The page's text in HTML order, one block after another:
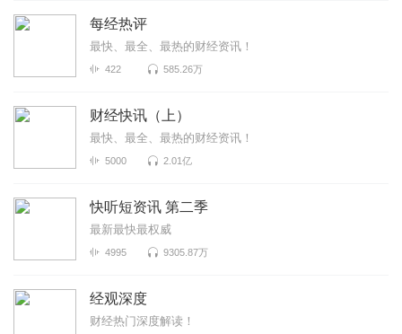
每经热评
最快、最全、最热的财经资讯！
422 585.26万
财经快讯（上）
最快、最全、最热的财经资讯！
5000 2.01亿
快听短资讯 第二季
最新最快最权威
4995 9305.87万
经观深度
财经热门深度解读！